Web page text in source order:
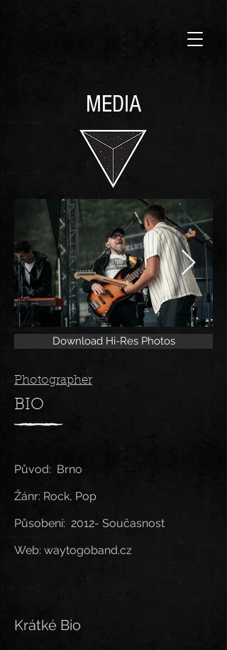
MEDIA
Download Hi-Res Photos
Photographer
BIO
Původ: Brno
Žánr: Rock, Pop
Působení: 2012- Současnost
Web: waytogoband.cz
Krátké Bio